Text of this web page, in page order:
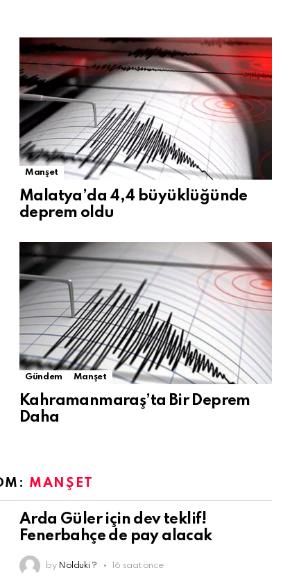
Manşet
Malatya’da 4,4 büyüklüğünde
deprem oldu
Gündem Manşet
Kahramanmaraş’ta Bir Deprem
Daha
MANŞET
Arda Güler için dev teklif!
Fenerbahçe de pay alacak
by Nolduki ? 16 saat önce